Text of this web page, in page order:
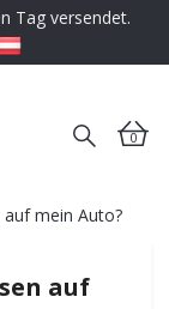
Tag versendet.
0
mein Auto?
auf